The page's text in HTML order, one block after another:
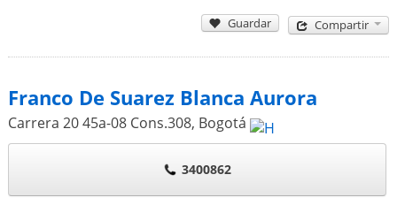
Guardar Compartir
Franco De Suarez Blanca Aurora
Carrera 20 45a-08 Cons.308, Bogotá
3400862